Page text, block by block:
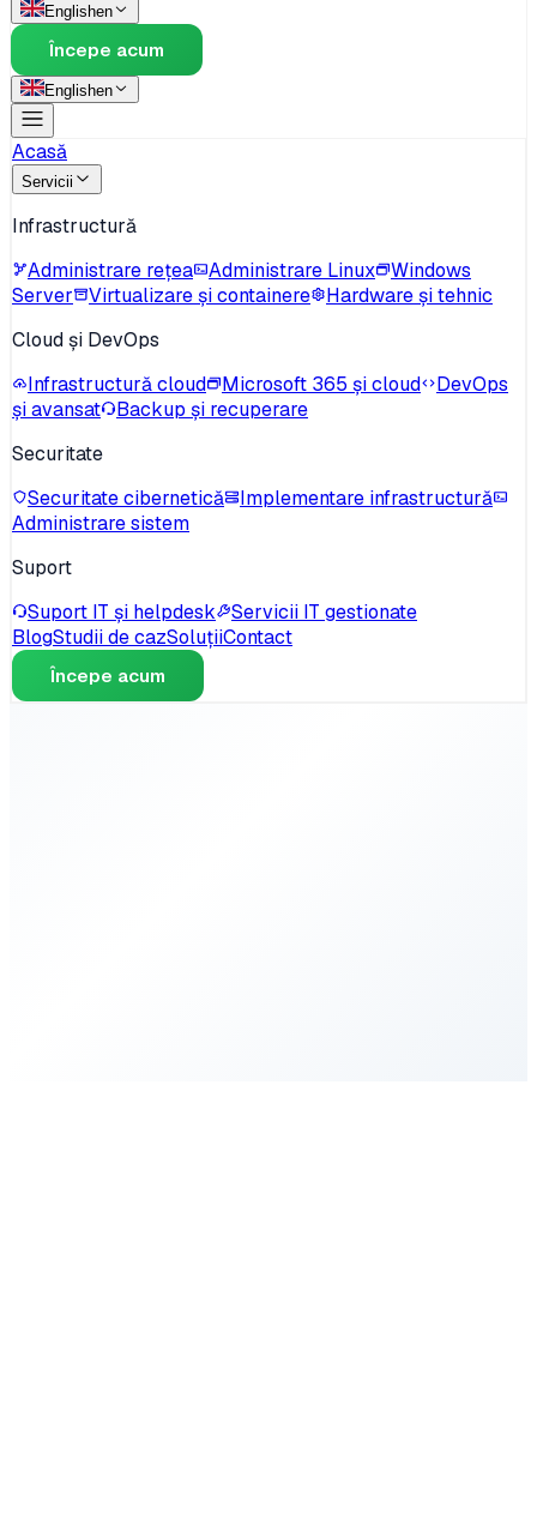
Englishen
Începe acum
Englishen
Acasă
Servicii
Infrastructură
Administrare rețea
Administrare Linux
Windows
Server
Virtualizare și containere
Hardware și tehnic
Cloud și DevOps
Infrastructură cloud
Microsoft 365 și cloud
DevOps
și avansat
Backup și recuperare
Securitate
Securitate cibernetică
Implementare infrastructură
Administrare sistem
Suport
Suport IT și helpdesk
Servicii IT gestionate
BlogStudii de cazSoluțiiContact
Începe acum